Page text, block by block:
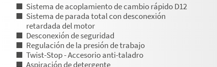
Sistema de acoplamiento de cambio rápido D12
Sistema de parada total con desconexión
retardada del motor
Desconexión de seguridad
Regulación de la presión de trabajo
Twist-Stop - Accesorio anti-taladro
Aspiración de detergente